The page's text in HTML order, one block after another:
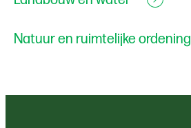
Natuur en ruimtelijke ordening